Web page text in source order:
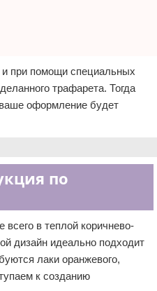
при помощи специальных
трафарета. Тогда
оформление будет
по
в теплой коричнево-
дизайн идеально подходит
лаки оранжевого,
к созданию